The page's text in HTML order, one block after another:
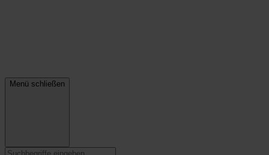
Menü schließen